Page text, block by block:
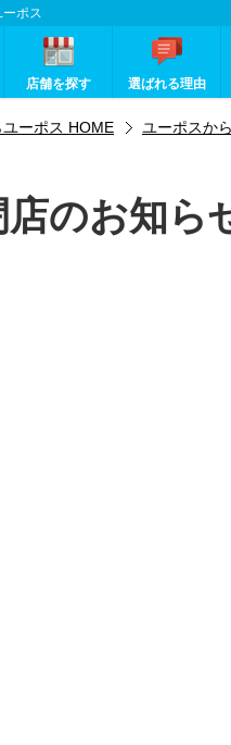
ポス
店舗を探す 選ばれる理由
ーポス HOME ユーポスか
店のお知ら